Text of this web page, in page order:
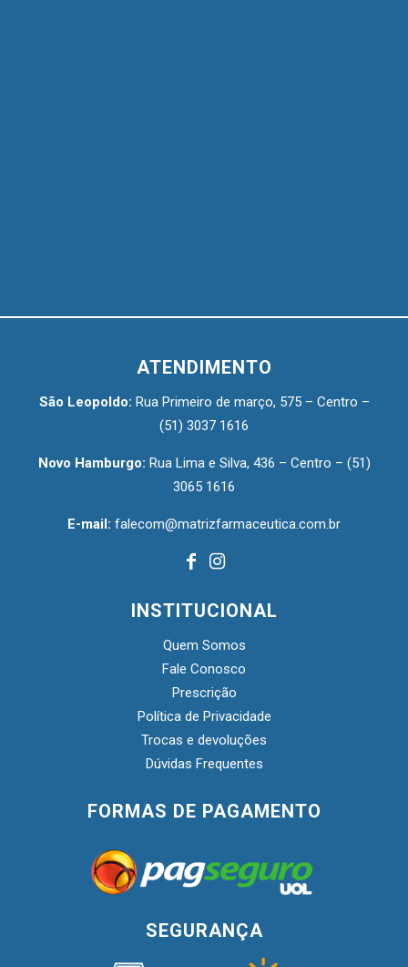
ATENDIMENTO
São Leopoldo: Rua Primeiro de março, 575 – Centro –
(51) 3037 1616
Novo Hamburgo: Rua Lima e Silva, 436 – Centro – (51)
3065 1616
E-mail: falecom@matrizfarmaceutica.com.br
INSTITUCIONAL
Quem Somos
Fale Conosco
Prescrição
Política de Privacidade
Trocas e devoluções
Dúvidas Frequentes
FORMAS DE PAGAMENTO
SEGURANÇA